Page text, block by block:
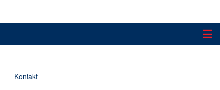
☰
Applikationen
Kontakt